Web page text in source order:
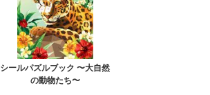
シールパズルブック 〜大自然
の動物たち〜